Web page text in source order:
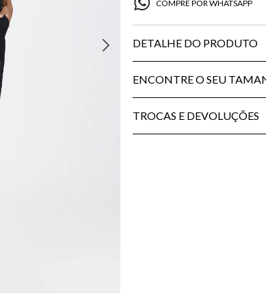
COMPRE POR WHATSAPP
DETALHE DO PRODUTO
ENCONTRE O SEU
TROCAS E DEVOLUÇÕES